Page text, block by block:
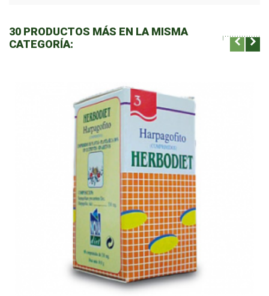
30 PRODUCTOS MÁS EN LA MISMA
CATEGORÍA: